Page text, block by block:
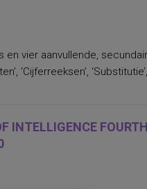
vier aanvullende,
‘Cijferreeksen’,
INTELLIGENCE